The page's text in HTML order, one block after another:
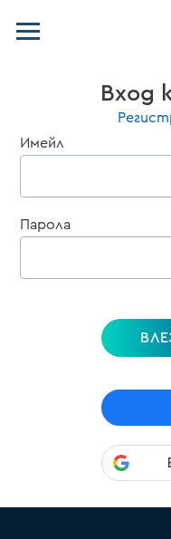
КатегорииВход
Имейл
Парола